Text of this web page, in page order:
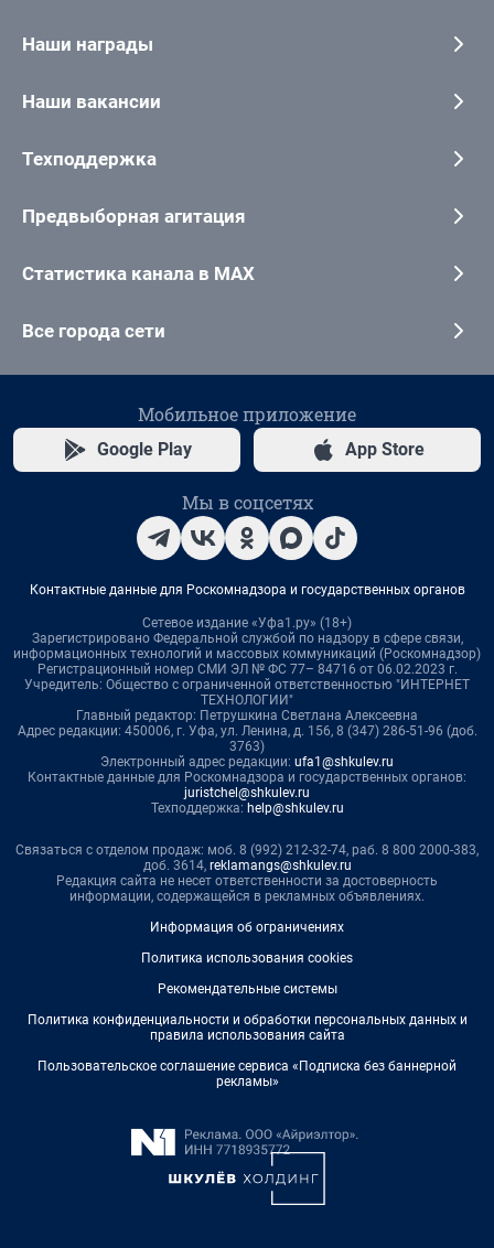
Наши награды
Наши вакансии
Техподдержка
Предвыборная агитация
Статистика канала в MAX
Все города сети
Мобильное приложение
Google Play App Store
Мы в соцсетях
Контактные данные для Роскомнадзора и государственных органов
Сетевое издание «Уфа1.ру» (18+)
Зарегистрировано Федеральной службой по надзору в сфере связи,
информационных технологий и массовых коммуникаций (Роскомнадзор)
Регистрационный номер СМИ ЭЛ № ФС 77– 84716 от 06.02.2023 г.
Учредитель: Общество с ограниченной ответственностью "ИНТЕРНЕТ
ТЕХНОЛОГИИ"
Главный редактор: Петрушкина Светлана Алексеевна
Адрес редакции: 450006, г. Уфа, ул. Ленина, д. 156, 8 (347) 286-51-96 (доб.
3763)
Электронный адрес редакции: ufa1@shkulev.ru
Контактные данные для Роскомнадзора и государственных органов:
juristchel@shkulev.ru
Техподдержка: help@shkulev.ru
Связаться с отделом продаж: моб. 8 (992) 212-32-74, раб. 8 800 2000-383,
доб. 3614, reklamangs@shkulev.ru
Редакция сайта не несет ответственности за достоверность
информации, содержащейся в рекламных объявлениях.
Информация об ограничениях
Политика использования cookies
Рекомендательные системы
Политика конфиденциальности и обработки персональных данных и
правила использования сайта
Пользовательское соглашение сервиса «Подписка без баннерной
рекламы»